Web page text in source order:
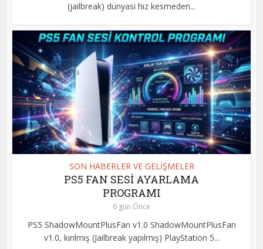
(jailbreak) dünyası hız kesmeden...
SON HABERLER VE GELİŞMELER
PS5 FAN SESİ AYARLAMA
PROGRAMI
6 gün Önce
PS5 ShadowMountPlusFan v1.0 ShadowMountPlusFan
v1.0, kırılmış (Jailbreak yapılmış) PlayStation 5...